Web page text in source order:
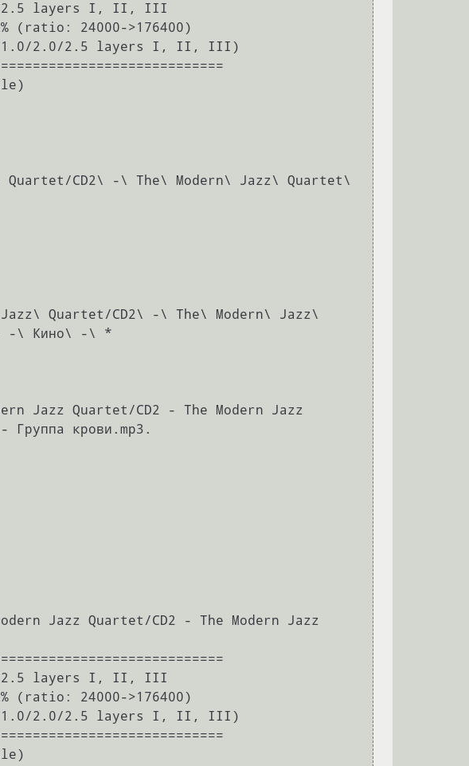
2.0/2.5 layers I, II, III
(ratio: 24000->176400)
1.0/2.0/2.5 layers I, II, III)
CD2\ -\ The\ Modern\ Jazz\ Quartet\
Quartet/CD2\ -\ The\ Modern\ Jazz\
-\ Кино\ -\ *
Jazz Quartet/CD2 - The Modern Jazz
крови.mp3.
Jazz Quartet/CD2 - The Modern Jazz
2.0/2.5 layers I, II, III
(ratio: 24000->176400)
1.0/2.0/2.5 layers I, II, III)